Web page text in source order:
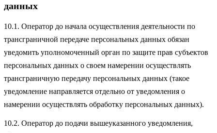
данных
10.1. Оператор до начала осуществления деятельности по
трансграничной передаче персональных данных обязан
уведомить уполномоченный орган по защите прав субъектов
персональных данных о своем намерении осуществлять
трансграничную передачу персональных данных (такое
уведомление направляется отдельно от уведомления о
намерении осуществлять обработку персональных данных).
10.2. Оператор до подачи вышеуказанного уведомления,